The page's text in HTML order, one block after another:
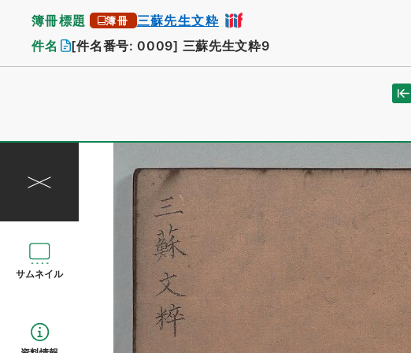
簿冊標題 簿冊 三蘇先生文粋
件名 [件名番号: 0009] 三蘇先生文粋9
サムネイル